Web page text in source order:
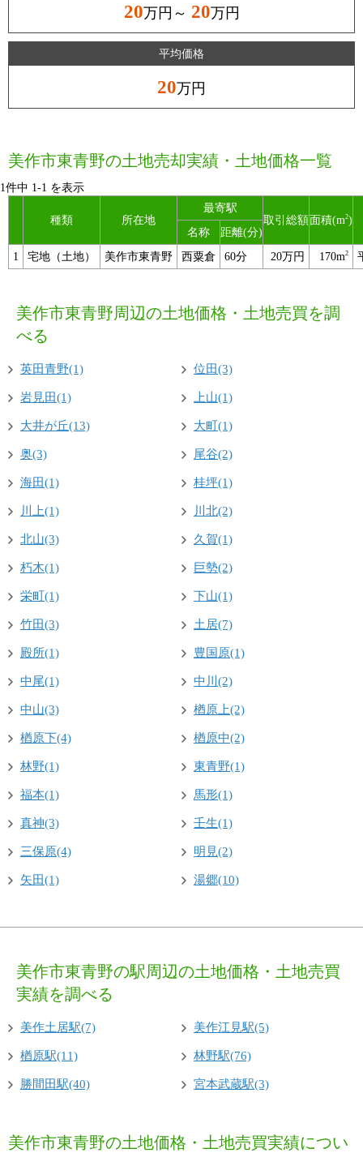
20万円～ 20万円
平均価格
20万円
美作市東青野の土地売却実績・土地価格一覧
1件中 1-1 を表示
種類 所在地
最寄駅
取引総額面積(m2)
名称
距離(分)
1
宅地（土地） 美作市東青野 西粟倉 60分 20万円 170m2
美作市東青野周辺の土地価格・土地売買を調
べる
英田青野(1) 位田(3)
岩見田(1) 上山(1)
大井が丘(13) 大町(1)
奥(3) 尾谷(2)
海田(1) 桂坪(1)
川上(1) 川北(2)
北山(3) 久賀(1)
朽木(1) 巨勢(2)
栄町(1) 下山(1)
竹田(3) 土居(7)
殿所(1) 豊国原(1)
中尾(1) 中川(2)
中山(3) 楢原上(2)
楢原下(4) 楢原中(2)
林野(1) 東青野(1)
福本(1) 馬形(1)
真神(3) 壬生(1)
三保原(4) 明見(2)
矢田(1) 湯郷(10)
美作市東青野の駅周辺の土地価格・土地売買
実績を調べる
美作土居駅(7) 美作江見駅(5)
楢原駅(11) 林野駅(76)
勝間田駅(40) 宮本武蔵駅(3)
美作市東青野の土地価格・土地売買実績につい